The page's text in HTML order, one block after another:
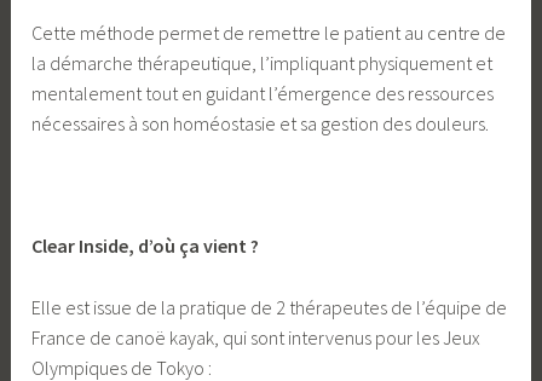
Cette méthode permet de remettre le patient au centre de
la démarche thérapeutique, l’impliquant physiquement et
mentalement tout en guidant l’émergence des ressources
nécessaires à son homéostasie et sa gestion des douleurs.
Clear Inside, d’où ça vient ?
Elle est issue de la pratique de 2 thérapeutes de l’équipe de
France de canoë kayak, qui sont intervenus pour les Jeux
Olympiques de Tokyo :